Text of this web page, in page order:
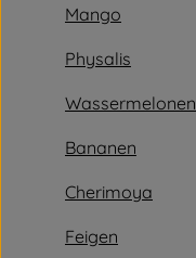
Mango
Physalis
Wassermelonen
Bananen
Cherimoya
Feigen